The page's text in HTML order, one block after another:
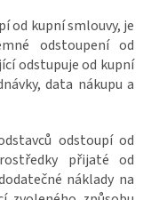
od kupní smlouvy, je
odstoupení od
odstupuje od kupní
data nákupu a
odstoupí od
přijaté od
náklady na